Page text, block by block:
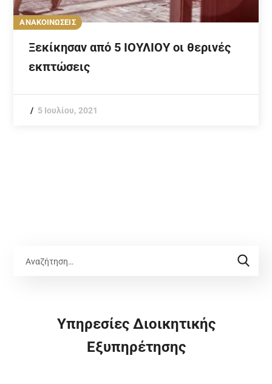
ΑΝΑΚΟΙΝΩΣΕΙΣ
Ξεκίκησαν από 5 ΙΟΥΛΙΟΥ οι θερινές
εκπτώσεις
5 Ιουλίου, 2021
Υπηρεσίες Διοικητικής
Εξυπηρέτησης